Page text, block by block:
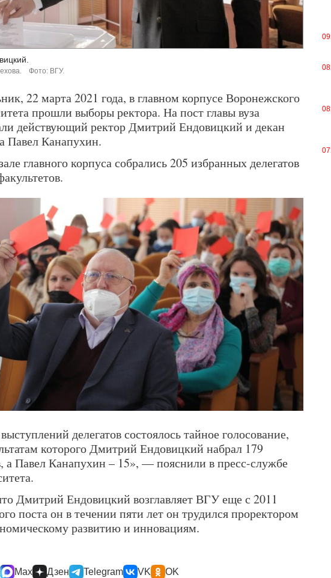
Фото: ВГУ.
22 марта 2021 года, в главном корпусе Воронежского
прошли выборы ректора. На пост главы вуза
действующий ректор Дмитрий Ендовицкий и декан
Павел Канапухин.
главного корпуса собрались 205 избранных делегатов
делегатов состоялось тайное голосование,
которого Дмитрий Ендовицкий набрал 179
а Павел Канапухин – 15», — пояснили в пресс-службе
Дмитрий Ендовицкий возглавляет ВГУ еще с 2011
поста он в течении пяти лет он трудился проректором
развитию и инновациям.
Max Дзен Telegram VK OK